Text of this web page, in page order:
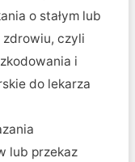
o stałym lub
zdrowiu, czyli
i
do lekarza
lub przekaz